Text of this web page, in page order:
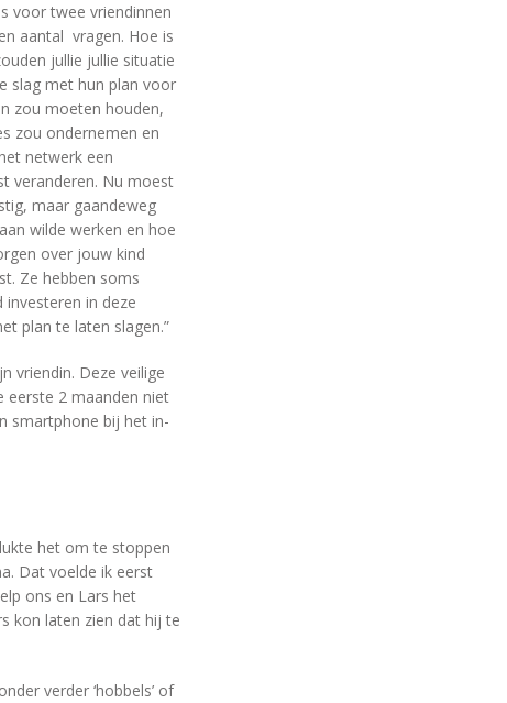
voor twee vriendinnen
aantal vragen. Hoe is
jullie jullie situatie
slag met hun plan voor
zou moeten houden,
zou ondernemen en
netwerk een
veranderen. Nu moest
maar gaandeweg
wilde werken en hoe
over jouw kind
Ze hebben soms
in deze
plan te laten slagen.”
vriendin. Deze veilige
eerste 2 maanden niet
smartphone bij het in-
het om te stoppen
Dat voelde ik eerst
ons en Lars het
kon laten zien dat hij te
verder ‘hobbels’ of